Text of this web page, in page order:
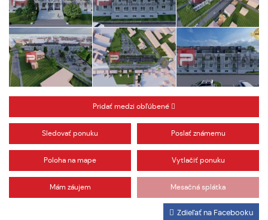
Pridať medzi obľúbené
Sledovať ponuku Poslať známemu
Poloha na mape Vytlačiť ponuku
Mám záujem Mesačná splátka
Zdieľať na Facebooku